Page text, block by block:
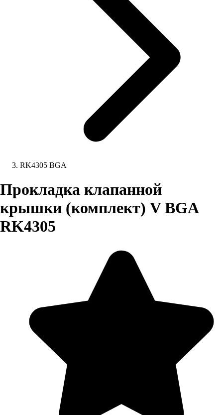
RK4305 BGA
Прокладка клапанной
крышки (комплект) V BGA
RK4305